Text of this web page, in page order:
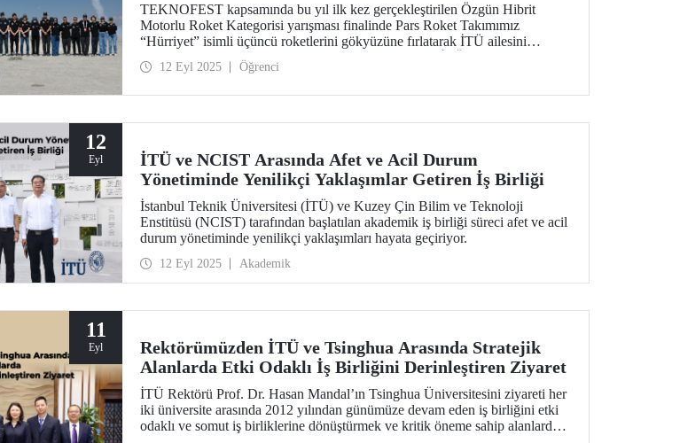
TEKNOFEST kapsamında bu yıl ilk kez gerçekleştirilen Özgün Hibrit
Motorlu Roket Kategorisi yarışması finalinde Pars Roket Takımımız
“Hürriyet” isimli üçüncü roketlerini gökyüzüne fırlatarak İTÜ ailesini
gururlandıran bir başarıya imza attı. Yarışma alanında İTÜ proje takımlarının
üç roketinin eş zamanlı olarak fırlatılması dünyada bir ilk olarak kayıtlara
12 Eyl 2025 Öğrenci
12
Eyl
İTÜ ve NCIST Arasında Afet ve Acil Durum
Yönetiminde Yenilikçi Yaklaşımlar Getiren İş Birliği
İstanbul Teknik Üniversitesi (İTÜ) ve Kuzey Çin Bilim ve Teknoloji
Enstitüsü (NCIST) tarafından başlatılan akademik iş birliği süreci afet ve acil
durum yönetiminde yenilikçi yaklaşımları hayata geçiriyor.
12 Eyl 2025 Akademik
11
Eyl
Rektörümüzden İTÜ ve Tsinghua Arasında Stratejik
Alanlarda Etki Odaklı İş Birliğini Derinleştiren Ziyaret
İTÜ Rektörü Prof. Dr. Hasan Mandal’ın Tsinghua Üniversitesini ziyareti her
iki üniversite arasında 2012 yılından günümüze devam eden iş birliğini etki
odaklı ve somut iş birliklerine dönüştürmek ve kritik öneme sahip alanlarda